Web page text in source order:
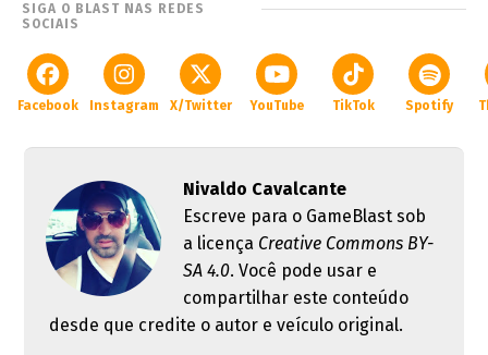
SIGA O BLAST NAS REDES
SOCIAIS
Facebook Instagram X/Twitter YouTube TikTok Spotify
Nivaldo Cavalcante
Escreve para o GameBlast sob
a licença Creative Commons BY-
SA 4.0. Você pode usar e
compartilhar este conteúdo
desde que credite o autor e veículo original.